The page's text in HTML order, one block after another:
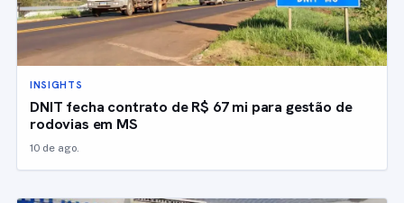
INSIGHTS
DNIT fecha contrato de R$ 67 mi para gestão de
rodovias em MS
10 de ago.